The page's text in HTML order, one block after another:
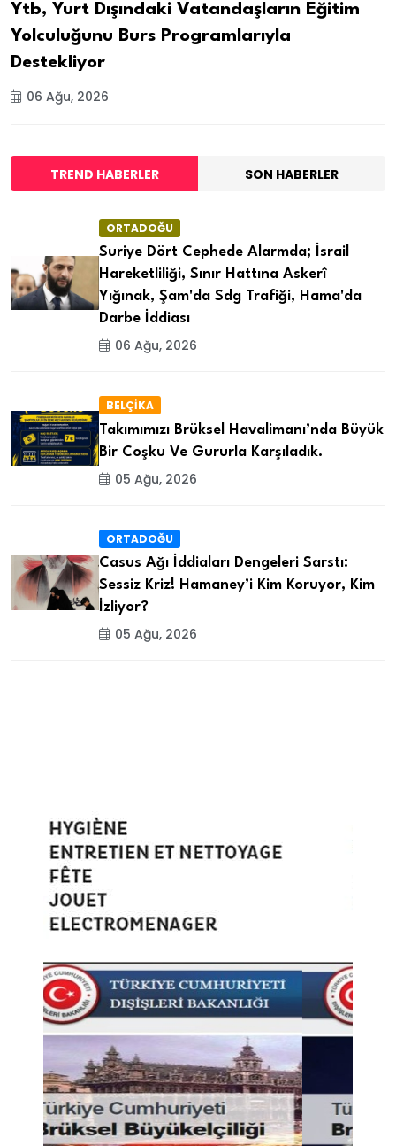
Ytb, Yurt Dışındaki Vatandaşların Eğitim
Yolculuğunu Burs Programlarıyla
Destekliyor
06 Ağu, 2026
TREND HABERLER SON HABERLER
ORTADOĞU
Suriye Dört Cephede Alarmda; İsrail
Hareketliliği, Sınır Hattına Askerî
Yığınak, Şam'da Sdg Trafiği, Hama'da
Darbe İddiası
06 Ağu, 2026
BELÇİKA
Takımımızı Brüksel Havalimanı’nda Büyük
Bir Coşku Ve Gururla Karşıladık.
05 Ağu, 2026
ORTADOĞU
Casus Ağı İddiaları Dengeleri Sarstı:
Sessiz Kriz! Hamaney’i Kim Koruyor, Kim
İzliyor?
05 Ağu, 2026